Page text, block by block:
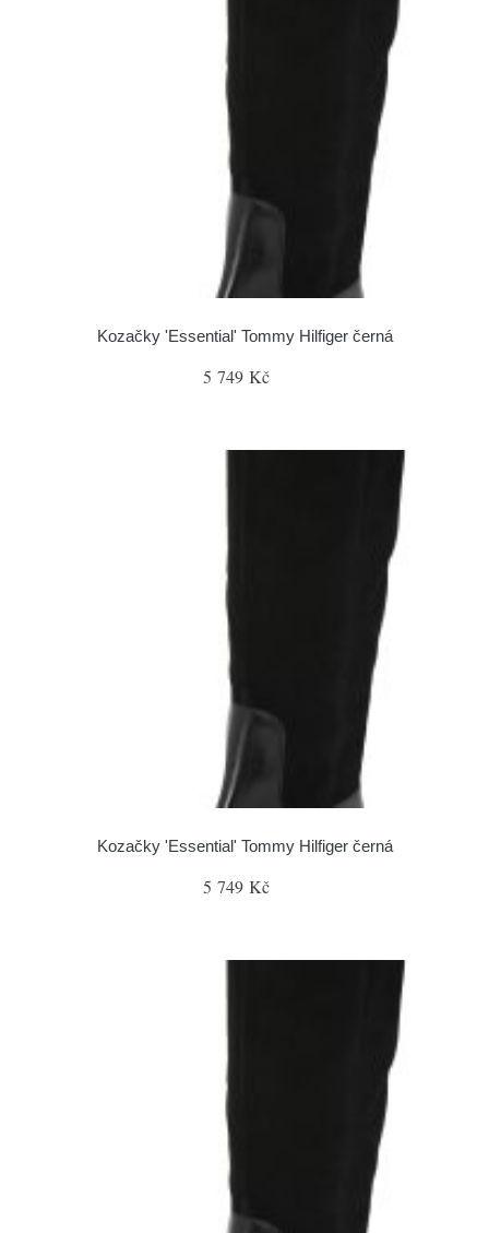
Kozačky 'Essential' Tommy Hilfiger černá
5 749 Kč
Kozačky 'Essential' Tommy Hilfiger černá
5 749 Kč